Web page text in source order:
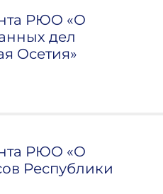
РЮО «О
дел
Осетия»
РЮО «О
Республики